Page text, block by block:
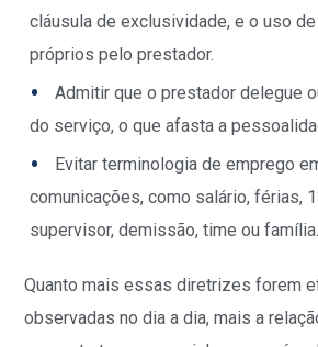
cláusula de exclusividade, e o uso
próprios pelo prestador.
Admitir que o prestador delegue
do serviço, o que afasta a
Evitar terminologia de emprego
comunicações, como salário, férias,
supervisor, demissão, time ou família.
Quanto mais essas diretrizes forem
observadas no dia a dia, mais a